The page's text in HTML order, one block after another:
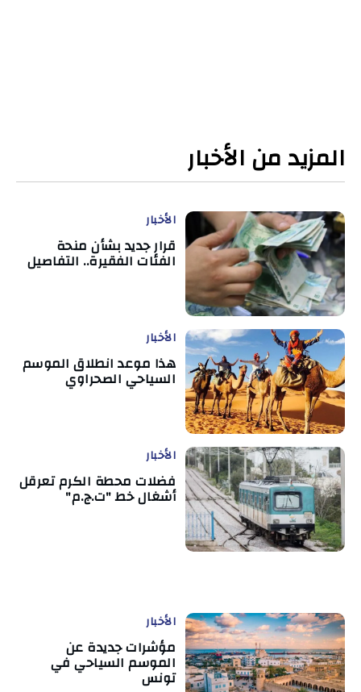
المزيد من الأخبار
الأخبار
قرار جديد بشأن منحة
الفئات الفقيرة.. التفاصيل
الأخبار
هذا موعد انطلاق الموسم
السياحي الصحراوي
الأخبار
فضلات محطة الكرم تعرقل
أشغال خط "ت.ج.م"
الأخبار
مؤشرات جديدة عن
الموسم السياحي في
تونس